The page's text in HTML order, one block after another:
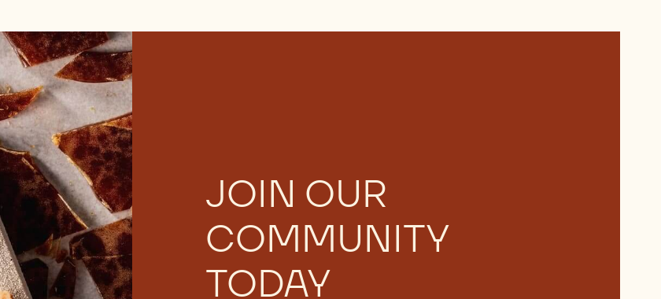
JOIN OUR
COMMUNITY
TODAY